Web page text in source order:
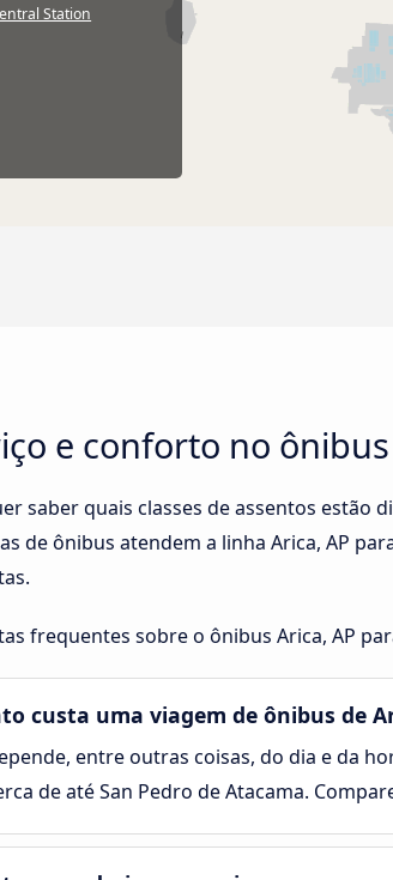
Station
e conforto no
saber quais classes de assentos estão
de ônibus atendem a linha Arica, AP
frequentes sobre o ônibus Arica, AP
custa uma viagem de ônibus de
entre outras coisas, do dia e da
de até San Pedro de Atacama.